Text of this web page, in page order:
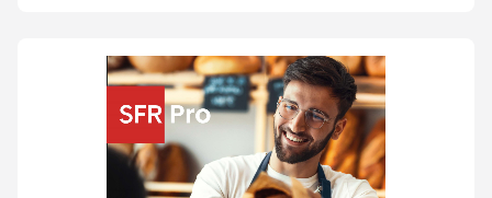
Professionnel ? Choisissez